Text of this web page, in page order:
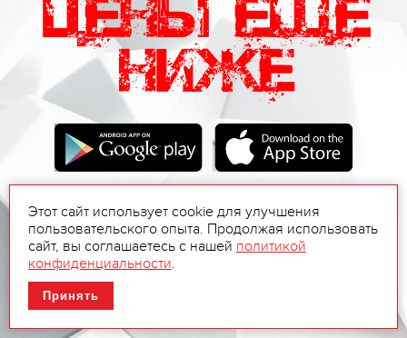
Этот сайт использует cookie для улучшения
пользовательского опыта. Продолжая использовать
сайт, вы соглашаетесь с нашей политикой
конфиденциальности.
Принять